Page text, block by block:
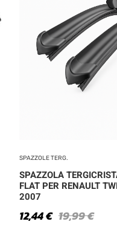
SPAZZOLE TERG.
SPAZZOLA
FLAT PER RENAULT
2007
19,99€
12,44€